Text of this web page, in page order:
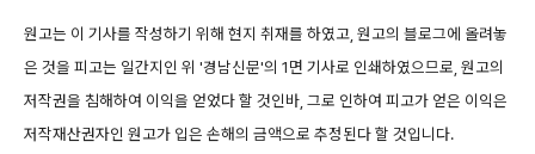
원고는 이 기사를 작성하기 위해 현지 취재를 하였고, 원고의 블로그에 올려놓
은 것을 피고는 일간지인 위 '경남신문'의 1면 기사로 인쇄하였으므로, 원고의
저작권을 침해하여 이익을 얻었다 할 것인바, 그로 인하여 피고가 얻은 이익은
저작재산권자인 원고가 입은 손해의 금액으로 추정된다 할 것입니다.